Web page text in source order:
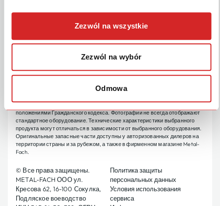
Zezwól na wszystkie
Zezwól na wybór
Odmowa
НАМИ
адаптирует предложение к потребностям клиентов, в связи с чем
уведомления. Поэтому перед принятием решения о покупке просим
Metal-Fach. Metal-Fach Sp. ООО исключает претензии, связанные с
представленное предложение не является офертой в соответствии с
положениями Гражданского кодекса. Фотографии не всегда отображают
стандартное оборудование. Технические характеристики выбранного
продукта могут отличаться в зависимости от выбранного оборудования.
Оригинальные запасные части доступны у авторизованных дилеров на
территории страны и за рубежом, а также в фирменном магазине Metal-
Fach.
© Все права защищены.
METAL-FACH ООО ул.
Кресова 62, 16-100 Сокулка,
Подляское воеводство
Политика защиты
персональных данных
Условия использования
сервиса